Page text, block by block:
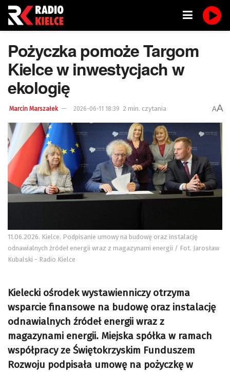
Pożyczka pomoże Targom
Kielce w inwestycjach w
ekologię
Marcin Marszałek 2026-06-11 18:39 2 min. czytania AA
11.06.2026. Kielce. Podpisanie umowy na budowę oraz instalację
odnawialnych źródeł energii wraz z magazynami energii / Fot. Jarosław
Kubalski - Radio Kielce
Kielecki ośrodek wystawienniczy otrzyma
wsparcie finansowe na budowę oraz instalację
odnawialnych źródeł energii wraz z
magazynami energii. Miejska spółka w ramach
współpracy ze Świętokrzyskim Funduszem
Rozwoju podpisała umowę na pożyczkę w